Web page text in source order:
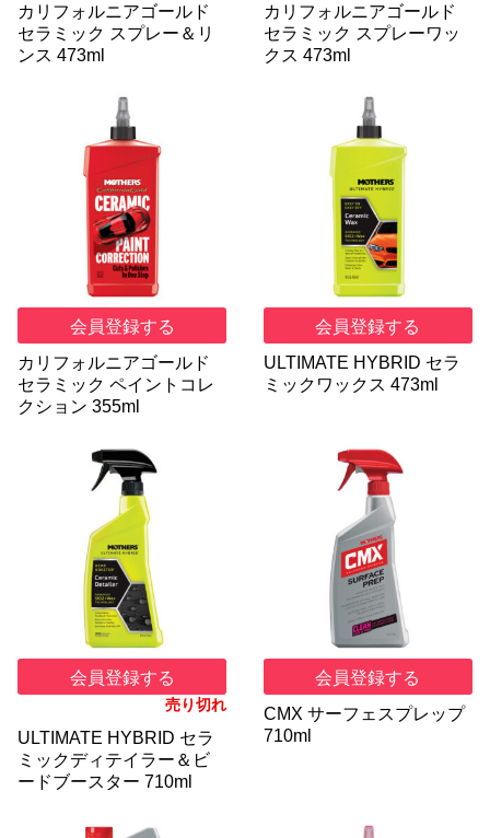
カリフォルニアゴールド
セラミック スプレー＆リ
ンス 473ml
カリフォルニアゴールド
セラミック スプレーワッ
クス 473ml
会員登録する
カリフォルニアゴールド
セラミック ペイントコレ
クション 355ml
会員登録する
ULTIMATE HYBRID セラ
ミックワックス 473ml
会員登録する
売り切れ
ULTIMATE HYBRID セラ
ミックディテイラー＆ビ
ードブースター 710ml
会員登録する
CMX サーフェスプレップ
710ml